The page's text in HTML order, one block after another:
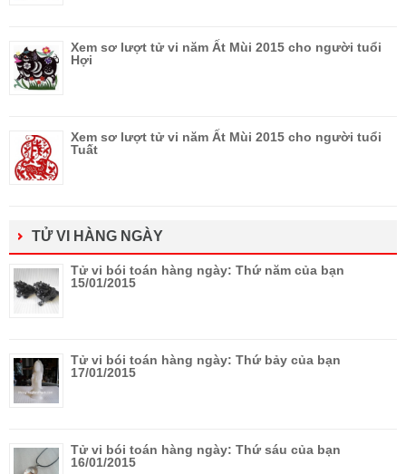
Xem sơ lượt tử vi năm Ất Mùi 2015 cho người tuổi
Hợi
Xem sơ lượt tử vi năm Ất Mùi 2015 cho người tuổi
Tuất
TỬ VI HÀNG NGÀY
Tử vi bói toán hàng ngày: Thứ năm của bạn
15/01/2015
Tử vi bói toán hàng ngày: Thứ bảy của bạn
17/01/2015
Tử vi bói toán hàng ngày: Thứ sáu của bạn
16/01/2015